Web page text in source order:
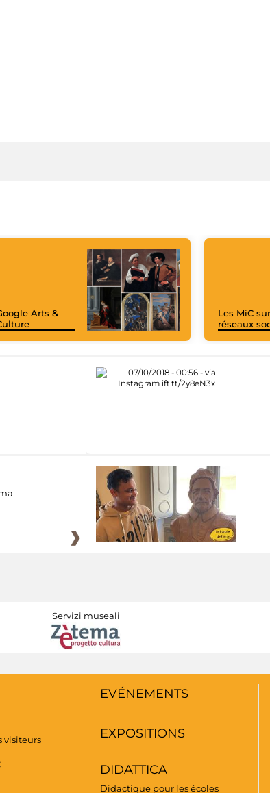
Arts &
Les MiC
réseaux
Servizi museali
visiteurs
EVÉNEMENTS
EXPOSITIONS
DIDATTICA
Didactique pour les écoles